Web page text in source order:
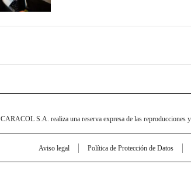
CARACOL S.A. realiza una reserva expresa de las reproducciones
Aviso legal Política de Protección de Datos